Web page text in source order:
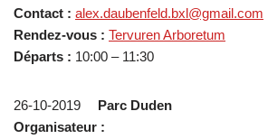
Contact : alex.daubenfeld.bxl@gmail.com
Rendez-vous : Tervuren Arboretum
Départs : 10:00 – 11:30
26-10-2019 Parc Duden
Organisateur :